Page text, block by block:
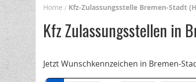
Home Kfz-Zulassungsstelle Bremen-Stadt
Kfz Zulassungsstellen in
Jetzt Wunschkennzeichen in Bremen-